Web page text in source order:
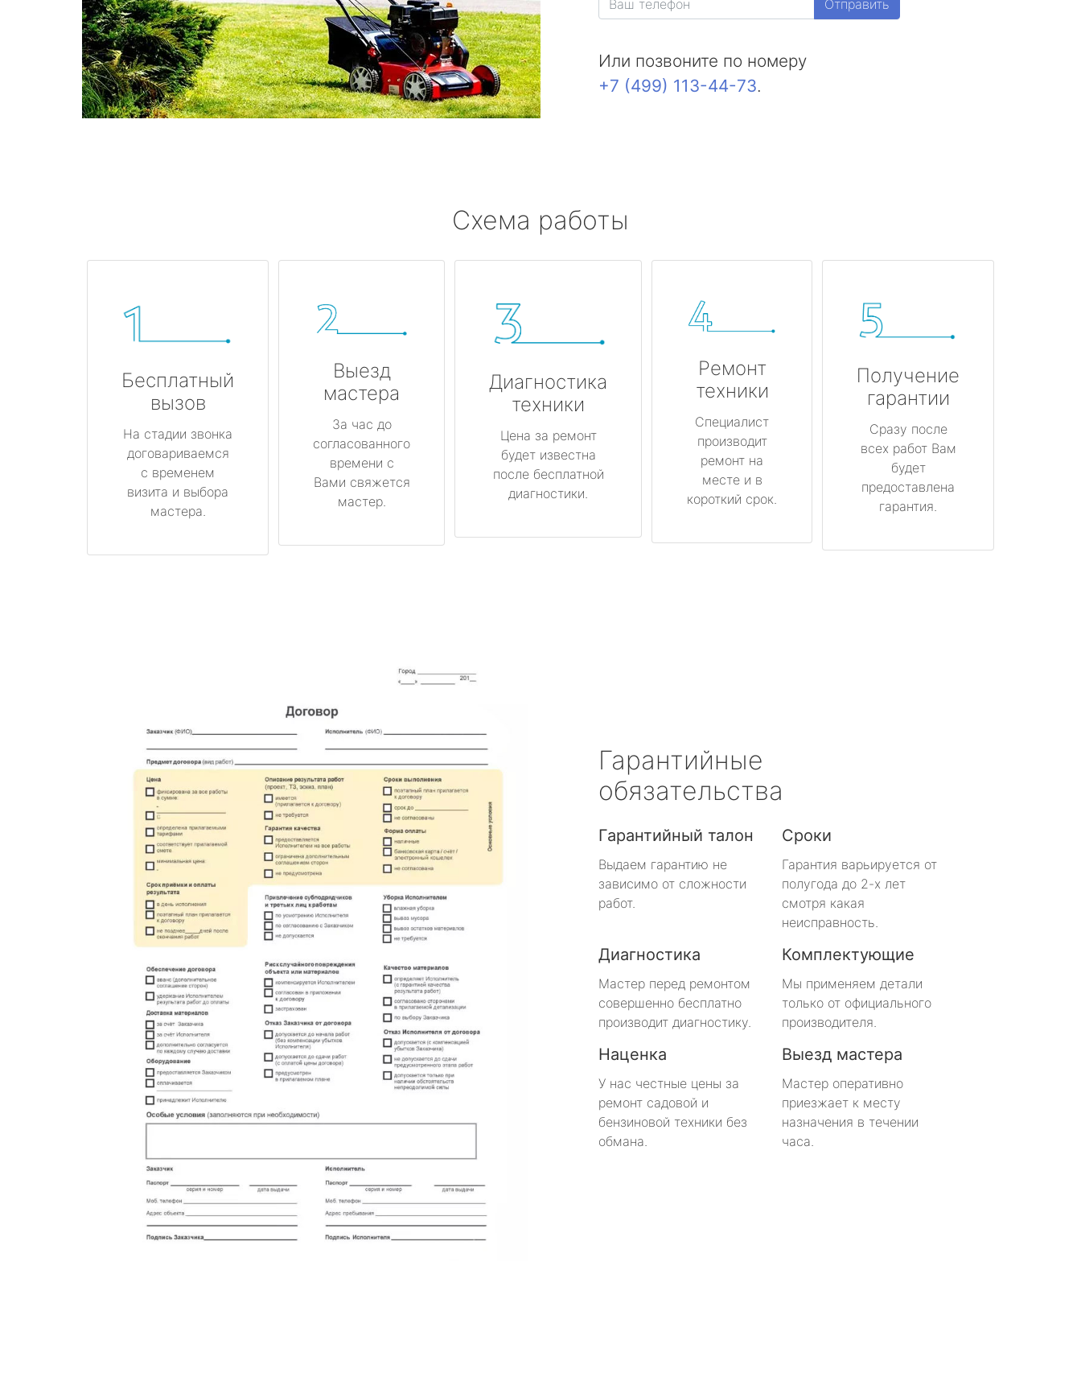
Отправить
Или позвоните по номеру
+7 (499) 113-44-73.
Схема работы
Бесплатный
вызов
На стадии звонка
договариваемся
с временем
визита и выбора
мастера.
Выезд
мастера
За час до
согласованного
времени с
Вами свяжется
мастер.
Диагностика
техники
Цена за ремонт
будет известна
после бесплатной
диагностики.
Ремонт
техники
Специалист
производит
ремонт на
месте и в
короткий срок.
Получение
гарантии
Сразу после
всех работ Вам
будет
предоставлена
гарантия.
Гарантийные
обязательства
Гарантийный талон
Выдаем гарантию не
зависимо от сложности
работ.
Сроки
Гарантия варьируется от
полугода до 2-х лет
смотря какая
неисправность.
Диагностика
Мастер перед ремонтом
совершенно бесплатно
производит диагностику.
Комплектующие
Мы применяем детали
только от официального
производителя.
Наценка
У нас честные цены за
ремонт садовой и
бензиновой техники без
обмана.
Выезд мастера
Мастер оперативно
приезжает к месту
назначения в течении
часа.